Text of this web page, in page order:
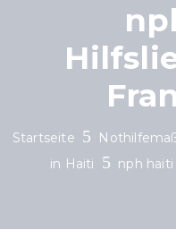
Startseite
in Haiti
nph